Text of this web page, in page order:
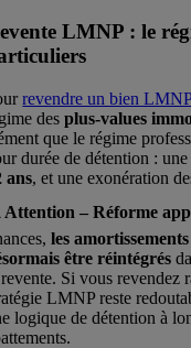
LMNP : le
revendre un bien LMNP
desplus-values
que le régime
durée de détention :
ans, et une exonération
– Réforme
les
être réintégrés
Si vous revendez
LMNP reste
logique de détention à